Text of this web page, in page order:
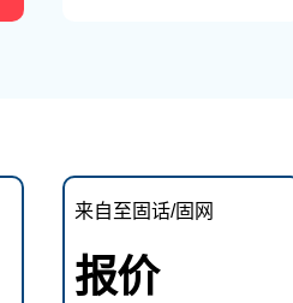
来自至固话/固网
报价